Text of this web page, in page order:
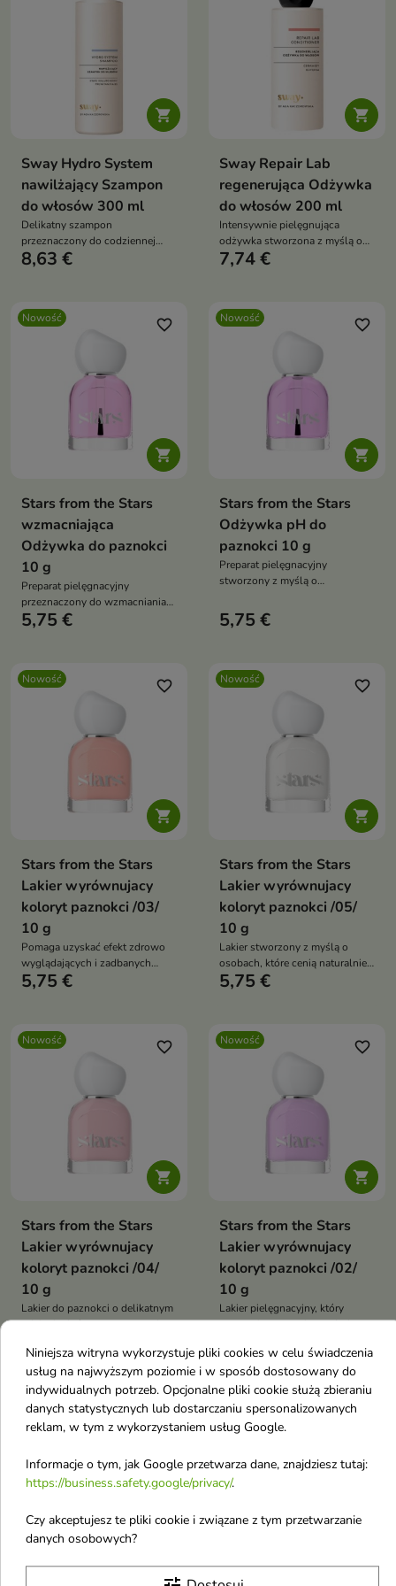

Sway Hydro System
nawilżający Szampon
do włosów 300 ml
Delikatny szampon
przeznaczony do codziennej
pielęgnacji włosów suchych,
8,63 €

Sway Repair Lab
regenerująca Odżywka
do włosów 200 ml
Intensywnie pielęgnująca
odżywka stworzona z myślą o
włosach suchych, zniszczonych
7,74 €
Nowość

favorite_border
Stars from the Stars
wzmacniająca
Odżywka do paznokci
10 g
Preparat pielęgnacyjny
przeznaczony do wzmacniania
osłabionych, cienkich i
5,75 €
Nowość

favorite_border
Stars from the Stars
Odżywka pH do
paznokci 10 g
Preparat pielęgnacyjny
stworzony z myślą o
wzmocnienia i ochrony.
5,75 €
Nowość

favorite_border
Stars from the Stars
Lakier wyrównujacy
koloryt paznokci /03/
10 g
Pomaga uzyskać efekt zdrowo
wyglądających i zadbanych
paznokci.
5,75 €
Nowość

favorite_border
Stars from the Stars
Lakier wyrównujacy
koloryt paznokci /05/
10 g
Lakier stworzony z myślą o
osobach, które cenią naturalnie
wyglądający manicure.
5,75 €
Nowość

favorite_border
Stars from the Stars
Lakier wyrównujacy
koloryt paznokci /04/
10 g
Lakier do paznokci o delikatnym
odcieniu, który pomaga uzyskać
zadbanej płytki
5,75 €
Nowość

favorite_border
Stars from the Stars
Lakier wyrównujacy
koloryt paznokci /02/
10 g
Lakier pielęgnacyjny, który
optycznie poprawia wygląd
5,75 €
Nowość favorite_border Nowość favorite_border
Niniejsza witryna wykorzystuje pliki cookies w celu świadczenia
usług na najwyższym poziomie i w sposób dostosowany do
indywidualnych potrzeb. Opcjonalne pliki cookie służą zbieraniu
danych statystycznych lub dostarczaniu spersonalizowanych
reklam, w tym z wykorzystaniem usług Google.
Informacje o tym, jak Google przetwarza dane, znajdziesz tutaj:
https://business.safety.google/privacy/.
Czy akceptujesz te pliki cookie i związane z tym przetwarzanie
danych osobowych?